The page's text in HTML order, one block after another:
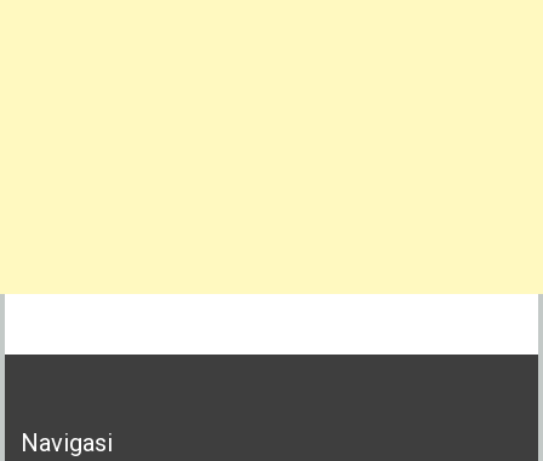
Navigasi